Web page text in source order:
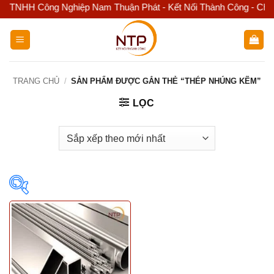
Bỏ
dung
Công Nghiệp Nam Thuận Phát - Kết Nối Thành Công -
TRANG CHỦ / SẢN PHẨM ĐƯỢC GẮN THẺ “THÉP NHÚNG KẼM”
LỌC
Featured product